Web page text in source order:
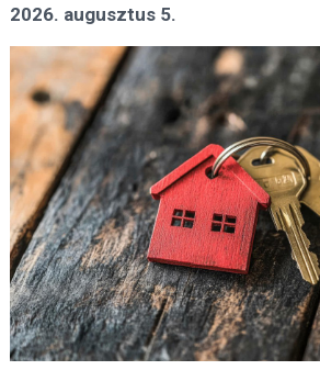
2026. augusztus 5.